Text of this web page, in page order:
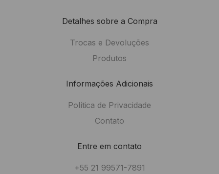
Detalhes sobre a Compra
Trocas e Devoluções
Produtos
Informações Adicionais
Política de Privacidade
Contato
Entre em contato
+55 21 99571-7891